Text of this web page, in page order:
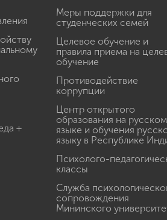
+
Меры поддержки для
студенческих семей
Целевое обучение и
правила приема на
обучение
Противодействие
коррупции
Центр открытого
образования на русском
языке и обучения
языку в Республике
Психолого-
классы
Служба
сопровождения
Мининского